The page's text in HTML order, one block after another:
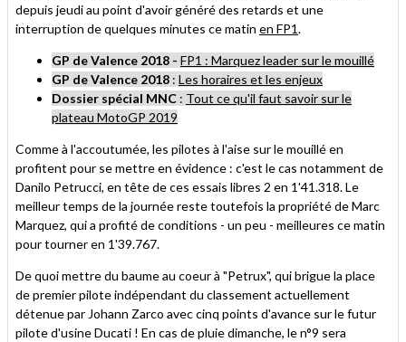
depuis jeudi au point d'avoir généré des retards et une
interruption de quelques minutes ce matin en FP1.
GP de Valence 2018 - FP1 : Marquez leader sur le mouillé
GP de Valence 2018 : Les horaires et les enjeux
Dossier spécial MNC : Tout ce qu'il faut savoir sur le
plateau MotoGP 2019
Comme à l'accoutumée, les pilotes à l'aise sur le mouillé en
profitent pour se mettre en évidence : c'est le cas notamment de
Danilo Petrucci, en tête de ces essais libres 2 en 1'41.318. Le
meilleur temps de la journée reste toutefois la propriété de Marc
Marquez, qui a profité de conditions - un peu - meilleures ce matin
pour tourner en 1'39.767.
De quoi mettre du baume au coeur à "Petrux", qui brigue la place
de premier pilote indépendant du classement actuellement
détenue par Johann Zarco avec cinq points d'avance sur le futur
pilote d'usine Ducati ! En cas de pluie dimanche, le n°9 sera